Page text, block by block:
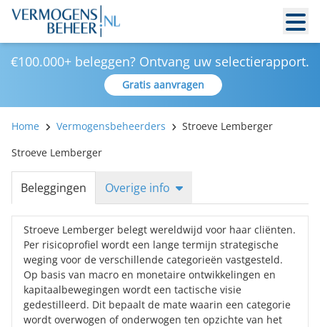
€100.000+ beleggen? Ontvang uw selectierapport.
Gratis aanvragen
Home Vermogensbeheerders
Stroeve Lemberger
Stroeve Lemberger
Beleggingen Overige info
Stroeve Lemberger belegt wereldwijd voor haar cliënten.
Per risicoprofiel wordt een lange termijn strategische
weging voor de verschillende categorieën vastgesteld.
Op basis van macro en monetaire ontwikkelingen en
kapitaalbewegingen wordt een tactische visie
gedestilleerd. Dit bepaalt de mate waarin een categorie
wordt overwogen of onderwogen ten opzichte van het